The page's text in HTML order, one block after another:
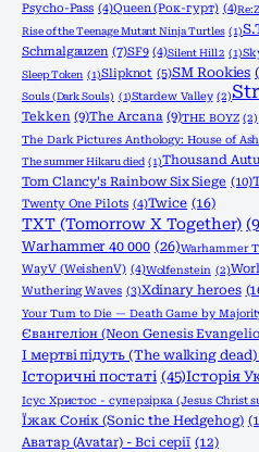
Psycho-Pass (4)Queen (Рок-гурт) (4)
Rise of the Teenage Mutant Ninja Turtles (1)
Schmalgauzen (7)SF9 (4)Silent Hill 2 (1)
Sleep Token (1)Slipknot (5)SM Rookies
Souls (Dark Souls) (1)Stardew Valley (2)
Tekken (9)The Arcana (9)THE BOYZ (2)
The Dark Pictures Anthology: House of
The summer Hikaru died (1)Thousand
Tom Clancy's Rainbow Six Siege (10)
Twenty One Pilots (4)Twice (16)
TXT (Tomorrow X Together)
Warhammer 40 000 (26)Warhammer
WayV (WeishenV) (4)Wolfenstein (2)
Wuthering Waves (3)Xdinary heroes
Your Turn to Die — Death Game by
Євангеліон (Neon Genesis
І мертві підуть (The walking
Історичні постаті (45)Історія
Ісус Христос - суперзірка (Jesus Christ
Їжак Сонік (Sonic the Hedgehog)
Аватар (Avatar) - Всі серії (12)